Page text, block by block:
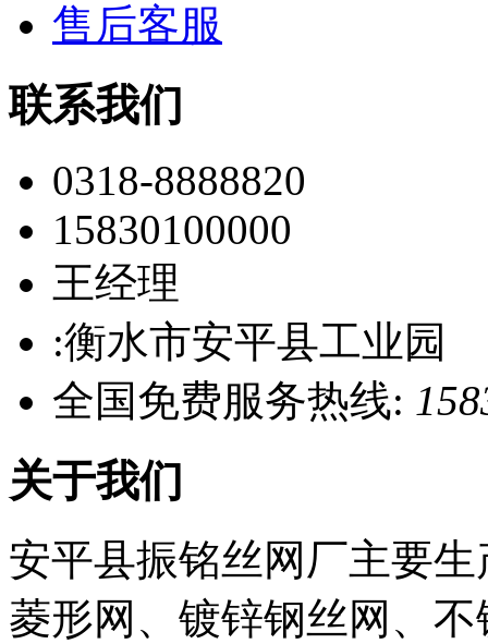
售后客服
联系我们
0318-8888820
15830100000
王经理
:衡水市安平县工业园
全国免费服务热线:
关于我们
安平县振铭丝网厂主要
菱形网、镀锌钢丝网、